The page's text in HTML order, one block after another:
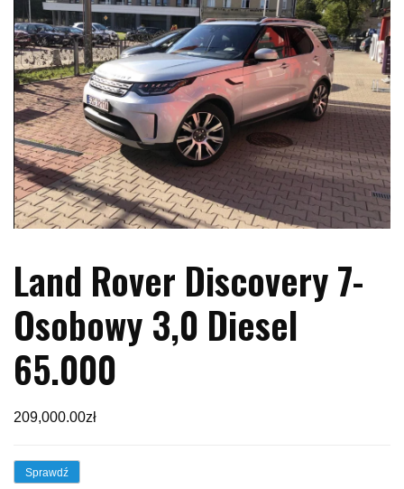
Land Rover Discovery 7-
Osobowy 3,0 Diesel
65.000
209,000.00zł
Sprawdź